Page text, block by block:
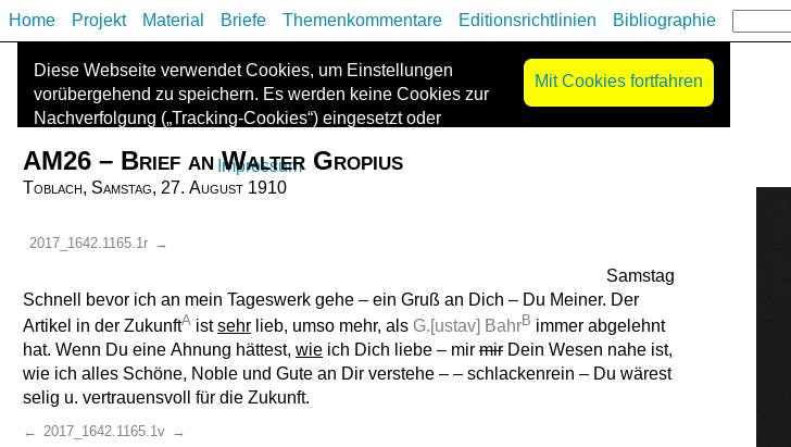
Home Projekt Material Briefe Themenkommentare Editionsrichtlinien Bibliographie
Diese Webseite verwendet Cookies, um Einstellungen
vorübergehend zu speichern. Es werden keine Cookies zur
Nachverfolgung („Tracking-Cookies“) eingesetzt oder
Anbieters finden Sie im Impressum.
Mit Cookies fortfahren
AM26 – Brief an Walter Gropius
Toblach, Samstag, 27. August 1910
2017_1642.1165.1r →
Samstag
Schnell bevor ich an mein Tageswerk gehe – ein Gruß an Dich – Du Meiner. Der
Artikel in der ZukunftA istsehr lieb, umso mehr, als G.[ustav] BahrB immer abgelehnt
hat. Wenn Du eine Ahnung hättest, wie ich Dich liebe – mir mir Dein Wesen nahe ist,
wie ich alles Schöne, Noble und Gute an Dir verstehe – – schlackenrein – Du wärest
selig u. vertrauensvoll für die Zukunft.
← 2017_1642.1165.1v →